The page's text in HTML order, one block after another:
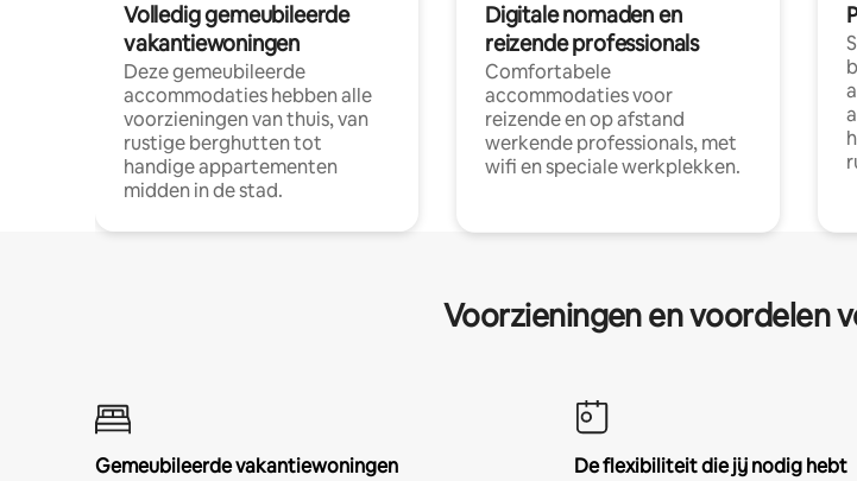
Volledig gemeubileerde
vakantiewoningen
Deze gemeubileerde
accommodaties hebben alle
voorzieningen van thuis, van
rustige berghutten tot
handige appartementen
midden in de stad.
Digitale nomaden en
reizende professionals
Comfortabele
accommodaties voor
reizende en op afstand
werkende professionals, met
wifi en speciale werkplekken.
Voorzieningen en voordelen
Gemeubileerde vakantiewoningen
De flexibiliteit die jij nodig hebt